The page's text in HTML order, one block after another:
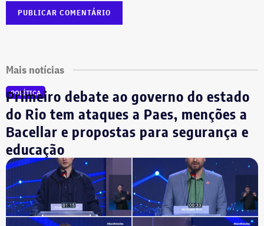
Mais notícias
POLÍTICA
Primeiro debate ao governo do estado
do Rio tem ataques a Paes, menções a
Bacellar e propostas para segurança e
educação